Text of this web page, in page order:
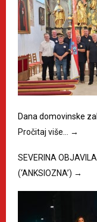
Dana domovinske
Pročitaj više…
→
SEVERINA
(‘ANKSIOZNA’) →